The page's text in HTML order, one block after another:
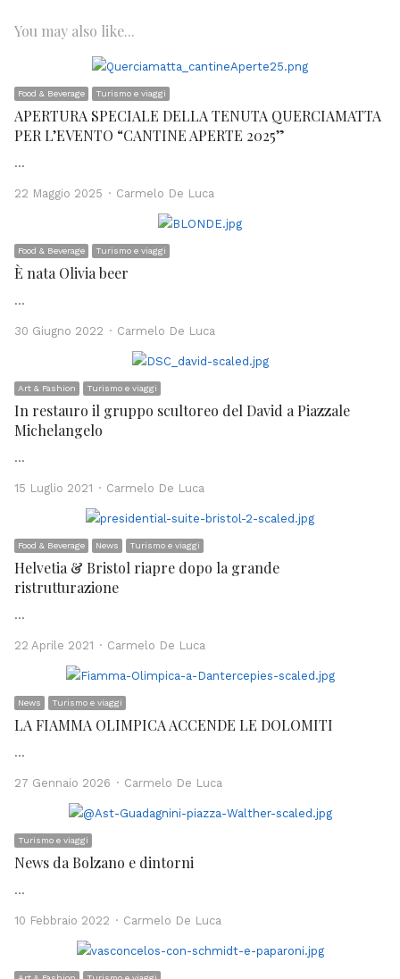
You may also like...
Food & Beverage Turismo e viaggi
APERTURA SPECIALE DELLA TENUTA QUERCIAMATTA
PER L’EVENTO “CANTINE APERTE 2025”
…
22 Maggio 2025 Author
Carmelo De Luca
Food & Beverage Turismo e viaggi
È nata Olivia beer
…
30 Giugno 2022 Author
Carmelo De Luca
Art & Fashion Turismo e viaggi
In restauro il gruppo scultoreo del David a Piazzale
Michelangelo
…
15 Luglio 2021 Author
Carmelo De Luca
Food & Beverage News Turismo e viaggi
Helvetia & Bristol riapre dopo la grande
ristrutturazione
…
22 Aprile 2021 Author
Carmelo De Luca
News Turismo e viaggi
LA FIAMMA OLIMPICA ACCENDE LE DOLOMITI
…
27 Gennaio 2026 Author
Carmelo De Luca
Turismo e viaggi
News da Bolzano e dintorni
…
10 Febbraio 2022 Author
Carmelo De Luca